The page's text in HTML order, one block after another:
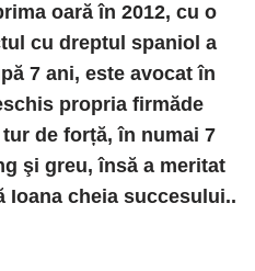
oară în 2012, cu o
cu dreptul spaniol a
7 ani, este avocat în
propria firmăde
de forță, în numai 7
şi greu, însă a meritat
Ioana cheia succesului..